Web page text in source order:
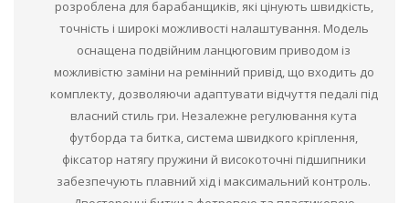
розроблена для барабанщиків, які цінують швидкість,
точність і широкі можливості налаштування. Модель
оснащена подвійним ланцюговим приводом із
можливістю заміни на ремінний привід, що входить до
комплекту, дозволяючи адаптувати відчуття педалі під
власний стиль гри. Незалежне регулювання кута
футборда та битка, система швидкого кріплення,
фіксатор натягу пружини й високоточні підшипники
забезпечують плавний хід і максимальний контроль.